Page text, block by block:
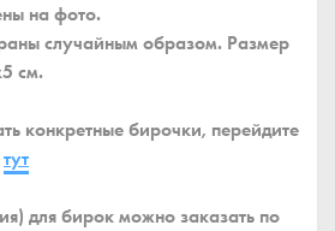
на фото.
случайным образом. Размер
см.
конкретные бирочки, перейдите
тут
для бирок можно заказать по